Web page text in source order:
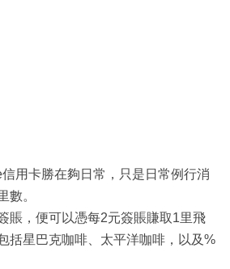
用卡勝在夠日常，只是日常例行消
數。
賬，便可以憑每2元簽賬賺取1里飛
括星巴克咖啡、太平洋咖啡，以及%